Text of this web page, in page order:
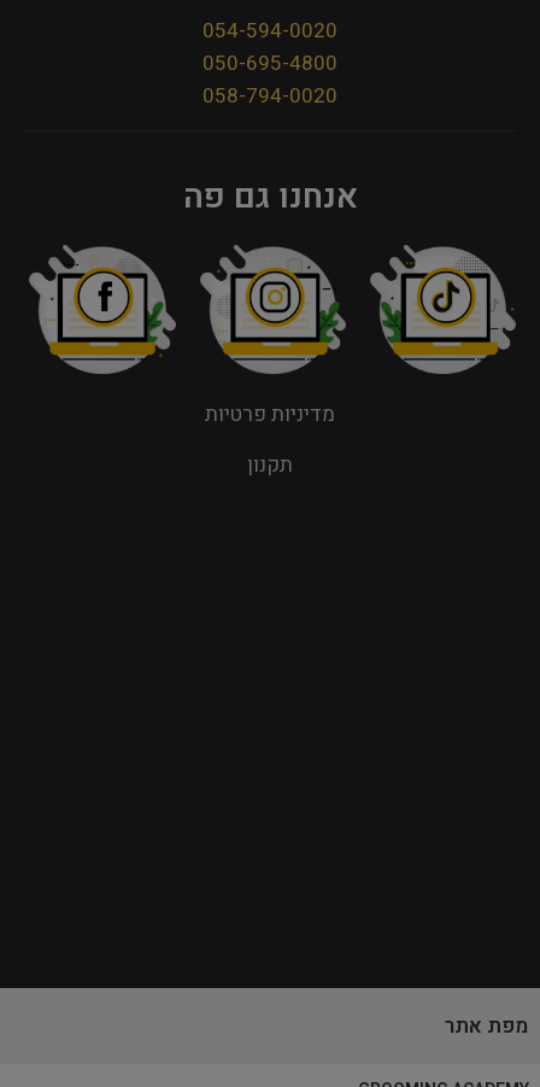
054-594-0020
050-695-4800
058-794-0020
אנחנו גם פה
מדיניות פרטיות
תקנון
מפת אתר